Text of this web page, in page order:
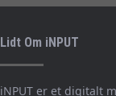
Lidt Om iNPUT
iNPUT er et digitalt